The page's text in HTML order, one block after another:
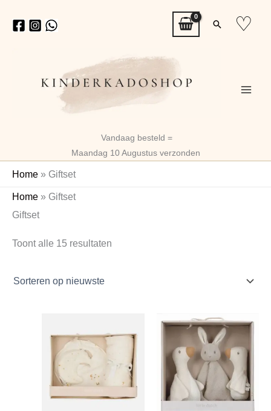
naar
Zoeken
♡
Vandaag besteld =
Maandag 10 Augustus verzonden
Home » Giftset
Home » Giftset
Giftset
Toont alle 15 resultaten
was:
€29,99.
is:
€23,69.
Oorspronkelijke
prijs
was:
€29,99.
Huidige
prijs
is:
€23,69.